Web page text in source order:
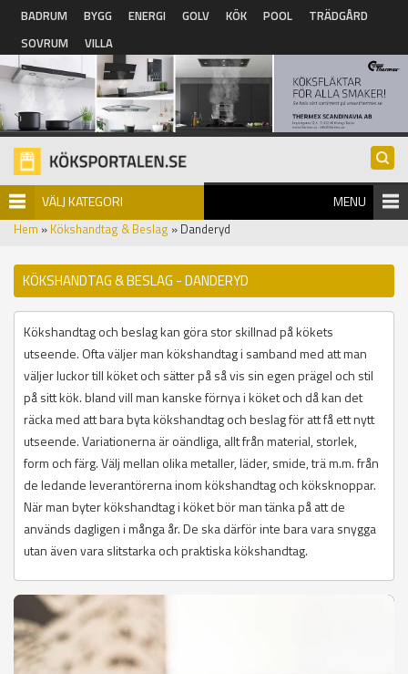
Hoppa till huvudinnehåll
BADRUM BYGG ENERGI GOLV KÖK POOL
TRÄDGÅRD
SOVRUM
VILLA
VÄLJ KATEGORI MENU
Hem » Kökshandtag & Beslag » Danderyd
KÖKSHANDTAG & BESLAG - DANDERYD
Kökshandtag och beslag kan göra stor skillnad på kökets
utseende. Ofta väljer man kökshandtag i samband med att man
väljer luckor till köket och sätter på så vis sin egen prägel och stil
på sitt kök. bland vill man kanske förnya i köket och då kan det
räcka med att bara byta kökshandtag och beslag för att få ett nytt
utseende. Variationerna är oändliga, allt från material, storlek,
form och färg. Välj mellan olika metaller, läder, smide, trä m.m. från
de ledande leverantörerna inom kökshandtag och köksknoppar.
När man byter kökshandtag i köket bör man tänka på att de
används dagligen i många år. De ska därför inte bara vara snygga
utan även vara slitstarka och praktiska kökshandtag.